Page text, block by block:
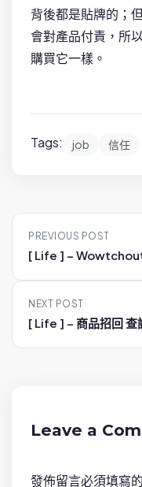
背後都是貼牌的；
會對產品付責，所
購買它一樣。
Tags: job 信任
P
t
v
PREVIOUS POST
[ Life ] –
NEXT POST
[ Life ] – 商品招回 查
Leave a
發佈留言必須填寫